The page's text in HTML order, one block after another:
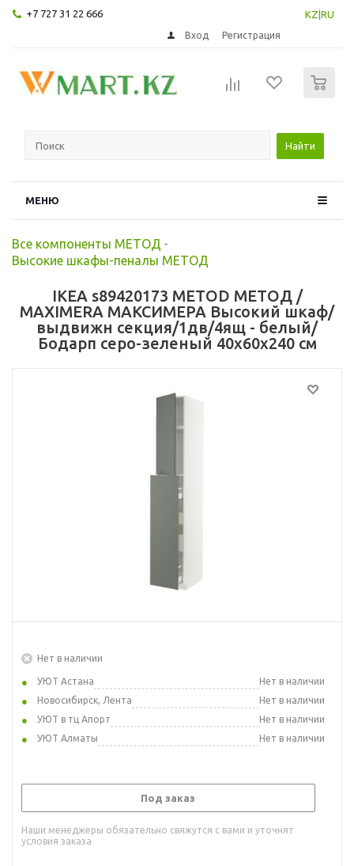
+7 727 31 22 666 KZ RU
Вход Регистрация
Найти
МЕНЮ
Все компоненты МЕТОД -
Высокие шкафы-пеналы МЕТОД
IKEA s89420173 METOD МЕТОД /
MAXIMERA МАКСИМЕРА Высокий шкаф/
выдвижн секция/1дв/4ящ - белый/
Бодарп серо-зеленый 40x60x240 см
Нет в наличии
УЮТ Астана
Нет в наличии
Новосибирск, Лента
Нет в наличии
УЮТ в тц Апорт
Нет в наличии
УЮТ Алматы
Нет в наличии
Под заказ
Наши менеджеры обязательно свяжутся с вами и уточнят
условия заказа